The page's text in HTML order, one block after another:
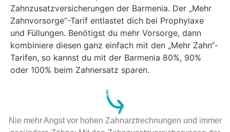
Zahnzusatzversicherungen der Barmenia. Der „Mehr
Zahnvorsorge“-Tarif entlastet dich bei Prophylaxe
und Füllungen. Benötigst du mehr Vorsorge, dann
kombiniere diesen ganz einfach mit den „Mehr Zahn“-
Tarifen, so kannst du mit der Barmenia 80%, 90%
oder 100% beim Zahnersatz sparen.
Nie mehr Angst vor hohen Zahnarztrechnungen und immer